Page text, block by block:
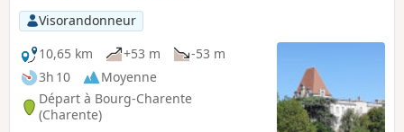
Visorandonneur
10,65 km
+53 m
-53 m
3h 10
Moyenne
Départ à Bourg-Charente
(Charente)